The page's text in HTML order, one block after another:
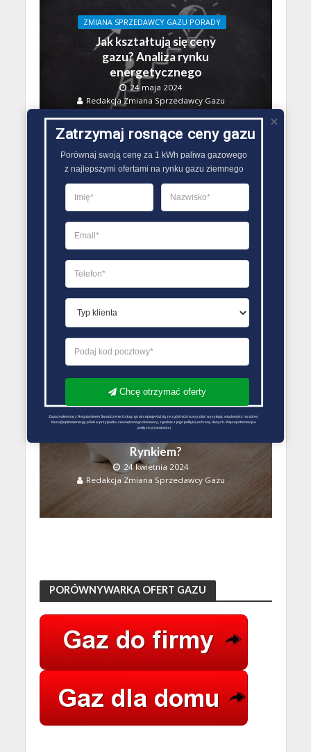
ZMIANA SPRZEDAWCY GAZU PORADY
Jak kształtują się ceny
gazu? Analiza rynku
energetycznego
24 maja 2024
Redakcja Zmiana Sprzedawcy Gazu
ZMIANA SPRZEDAWCY GAZU PORADY
wpływające na
dynamiczne zmiany
Redakcja Zmiana Sprzedawcy Gazu
Zrozumienie Zmian Cen
Rynkiem?
24 kwietnia 2024
Redakcja Zmiana Sprzedawcy Gazu
PORÓWNYWARKA OFERT GAZU
Zatrzymaj rosnące ceny gazu
Porównaj swoją cenę za 1 kWh paliwa gazowego
z najlepszymi ofertami na rynku gazu ziemnego
Chcę otrzymać oferty
Zapoznałem się z Regulaminem Świadczenie Usług i go akceptuję Każdą ze zgód można wycofać wysyłając wiadomość na adres
biuro@optimalenergy.pl lub w przypadku zewnętrznego dostawcy, zgodnie z jego polityką ochrony danych. Więcej informacji w
polityce prywatności